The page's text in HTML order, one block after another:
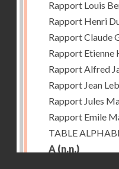
Rapport Louis
Rapport Henri
Rapport Claude
Rapport Etienne
Rapport Alfred
Rapport Jean
Rapport Jules
Rapport Emile
TABLE
A (n.n.)